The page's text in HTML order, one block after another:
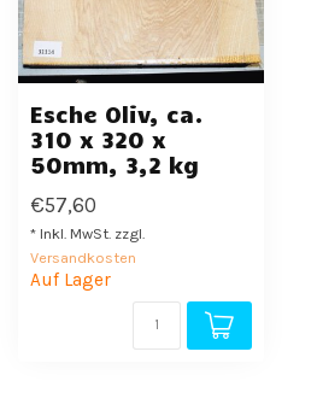
Esche Oliv, ca.
310 x 320 x
50mm, 3,2 kg
€57,60
* Inkl. MwSt. zzgl.
Versandkosten
Auf Lager